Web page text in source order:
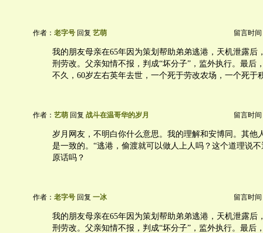
作者： 老字号 回复 艺萌 留言时间
我的朋友母亲在65年因为策划帮助弟弟逃港，天机泄露后
刑劳改。父亲知情不报，判成“坏分子”，监外执行。最后
不久，60岁左右英年去世，一个死于劳改农场，一个死于
作者： 艺萌 回复 战斗在温哥华的岁月 留言时间
岁月网友，不明白你什么意思。我的理解和安博同。其他
是一致的。“逃港，偷渡就可以做人上人吗？这个道理说
原话吗？
作者： 老字号 回复 一冰 留言时间
我的朋友母亲在65年因为策划帮助弟弟逃港，天机泄露后
刑劳改。父亲知情不报，判成“坏分子”，监外执行。最后